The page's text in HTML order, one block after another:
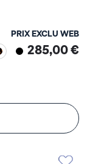
PRIX EXCLU WEB
285,00 €